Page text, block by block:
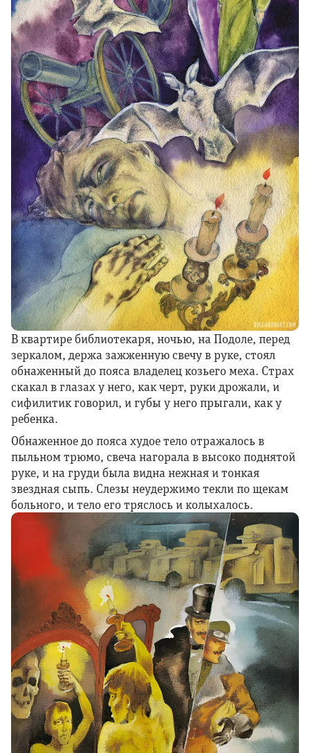
В квартире библиотекаря, ночью, на Подоле, перед
зеркалом, держа зажженную свечу в руке, стоял
обнаженный до пояса владелец козьего меха. Страх
скакал в глазах у него, как черт, руки дрожали, и
сифилитик говорил, и губы у него прыгали, как у
ребенка.
Обнаженное до пояса худое тело отражалось в
пыльном трюмо, свеча нагорала в высоко поднятой
руке, и на груди была видна нежная и тонкая
звездная сыпь. Слезы неудержимо текли по щекам
больного, и тело его тряслось и колыхалось.